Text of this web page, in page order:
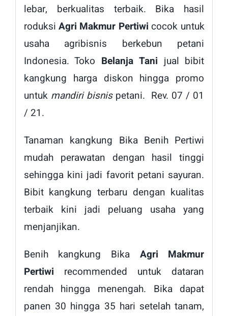
lebar, berkualitas terbaik. Bika hasil
roduksi Agri Makmur Pertiwi cocok untuk
usaha agribisnis berkebun petani
Indonesia. Toko Belanja Tani jual bibit
kangkung harga diskon hingga promo
untuk mandiri bisnispetani. Rev. 07 / 01
/ 21.
Tanaman kangkung Bika Benih Pertiwi
mudah perawatan dengan hasil tinggi
sehingga kini jadi favorit petani sayuran.
Bibit kangkung terbaru dengan kualitas
terbaik kini jadi peluang usaha yang
menjanjikan.
Benih kangkung Bika Agri Makmur
Pertiwi recommended untuk dataran
rendah hingga menengah. Bika dapat
panen 30 hingga 35 hari setelah tanam,